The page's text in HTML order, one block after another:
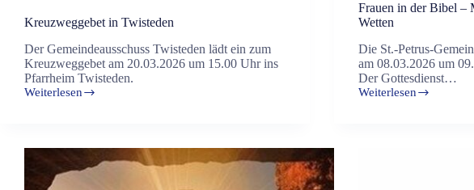
Kreuzweggebet in Twisteden
Der Gemeindeausschuss Twisteden lädt ein zum
Kreuzweggebet am 20.03.2026 um 15.00 Uhr ins
Pfarrheim Twisteden.
Weiterlesen
Kreuzweggebet
Frauen in der Bibel –
Wetten
Die St.-Petrus-
am 08.03.2026 um
Der Gottesdienst…
Weiterlesen
Frauen